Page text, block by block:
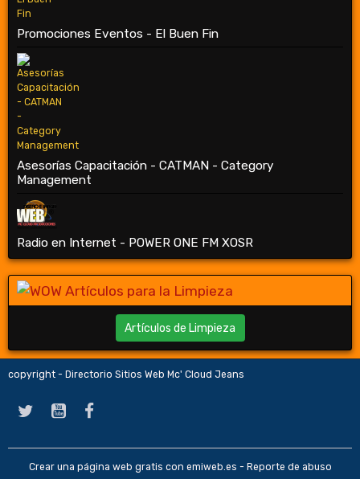
Promociones Eventos - El Buen Fin
Asesorías Capacitación - CATMAN - Category
Management
Radio en Internet - POWER ONE FM XOSR
Artículos de Limpieza
copyright - Directorio Sitios Web Mc' Cloud Jeans
Crear una página web gratis con emiweb.es - Reporte de abuso